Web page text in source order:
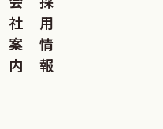
社
案
内
用
情
報